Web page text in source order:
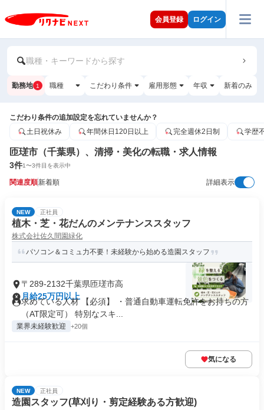
会員登録 ログイン
職種・キーワードから探す
勤務地 1 職種 こだわり条件 雇用形態 年収 新着のみ
こだわり条件の追加設定を忘れていませんか？
土日祝休み
年間休日120日以上 完全週休2日制 学歴
匝瑳市（千葉県）、清掃・美化の転職・求人情報
3件1〜3件目を表示中
関連度順新着順 詳細表示
NEW 正社員
植木・芝・花だんのメンテナンススタッフ
株式会社佐久間園緑化
パソコン＆コミュ力不要！未経験から始める造園スタッフ
〒289-2132千葉県匝瑳市高
月給25万円以上
求めている人材 【必須】 ・普通自動車運転免許をお持ちの方
（AT限定可） 特別なスキ...
業界未経験歓迎 +20個
気になる
NEW 正社員
造園スタッフ(草刈り・剪定経験ある方歓迎)